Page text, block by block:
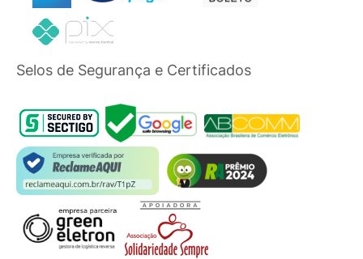
Selos de Segurança e Certificados